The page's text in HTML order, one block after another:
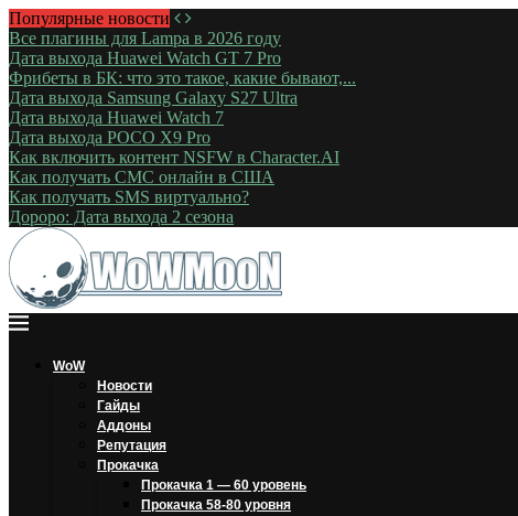
Популярные новости
Все плагины для Lampa в 2026 году
Дата выхода Huawei Watch GT 7 Pro
Фрибеты в БК: что это такое, какие бывают,...
Дата выхода Samsung Galaxy S27 Ultra
Дата выхода Huawei Watch 7
Дата выхода POCO X9 Pro
Как включить контент NSFW в Character.AI
Как получать СМС онлайн в США
Как получать SMS виртуально?
Дороро: Дата выхода 2 сезона
WoW
Новости
Гайды
Аддоны
Репутация
Прокачка
Прокачка 1 — 60 уровень
Прокачка 58-80 уровня